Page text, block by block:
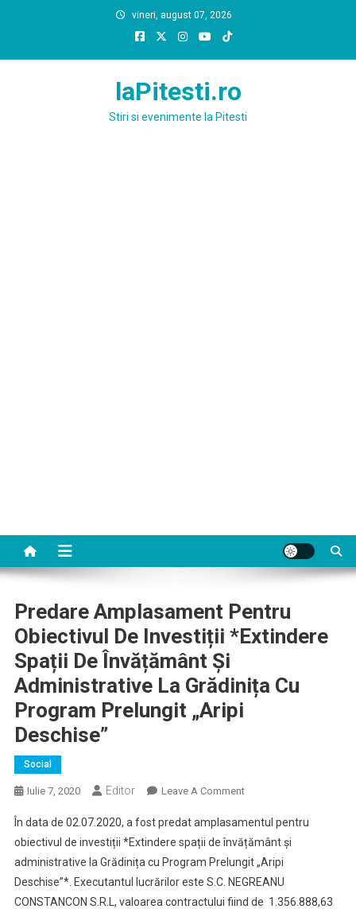
vineri, august 07, 2026
laPitesti.ro
Stiri si evenimente la Pitesti
Predare Amplasament Pentru
Obiectivul De Investiții *Extindere
Spații De Învățământ Și
Administrative La Grădinița Cu
Program Prelungit „Aripi
Deschise”
Social
Iulie 7, 2020 Editor Leave A CommentOn
Amplasament
Pentru
Obiectivul
De
Investiții
În data de 02.07.2020, a fost predat amplasamentul pentru
obiectivul de investiții *Extindere spații de învățământ și
administrative la Grădinița cu Program Prelungit „Aripi
Deschise”*. Executantul lucrărilor este S.C. NEGREANU
CONSTANCON S.R.L, valoarea contractului fiind de 1.356.888,63